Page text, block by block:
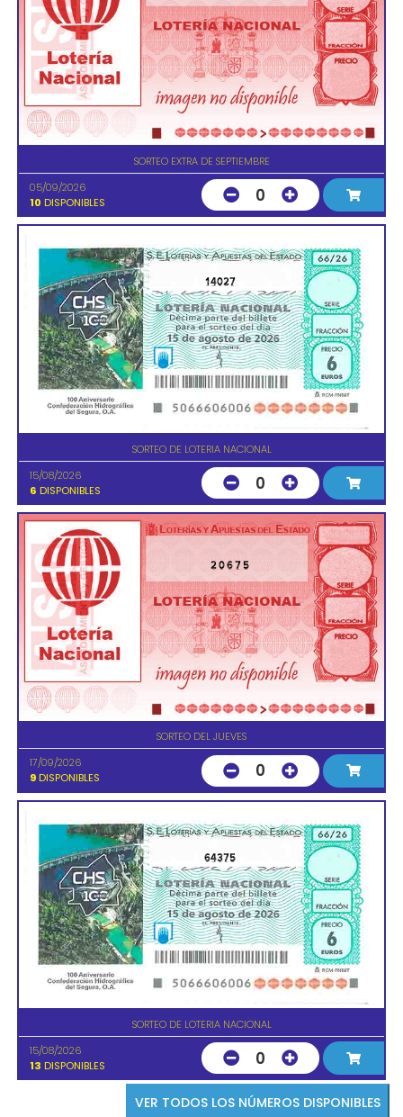
SORTEO EXTRA DE SEPTIEMBRE
05/09/2026
10 DISPONIBLES 0
14027
SORTEO DE LOTERIA NACIONAL
15/08/2026
6 DISPONIBLES 0
20675
SORTEO DEL JUEVES
17/09/2026
9 DISPONIBLES 0
64375
SORTEO DE LOTERIA NACIONAL
15/08/2026
13 DISPONIBLES 0
VER TODOS LOS NÚMEROS DISPONIBLES